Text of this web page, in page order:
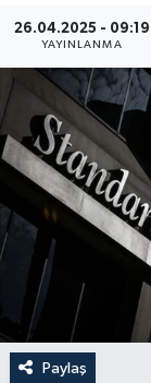
26.04.2025 - 09:19
YAYINLANMA
Paylaş
Genel
Gündem
Hava
İlan
Kültür
Magazin
Otomobil